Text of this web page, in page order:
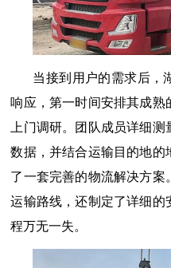
当接到用户的需求后，
响应，第一时间安排其成
上门调研。团队成员详细
数据，并结合运输目的地的
了一套完善的物流解决方
运输路线，还制定了详细的
程万无一失。